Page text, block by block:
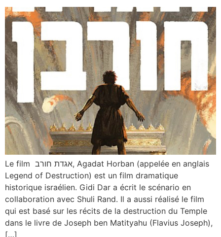
Le film אגדת חורב, Agadat Horban (appelée en anglais
Legend of Destruction) est un film dramatique
historique israélien. Gidi Dar a écrit le scénario en
collaboration avec Shuli Rand. Il a aussi réalisé le film
qui est basé sur les récits de la destruction du Temple
dans le livre de Joseph ben Matityahu (Flavius Joseph),
[…]